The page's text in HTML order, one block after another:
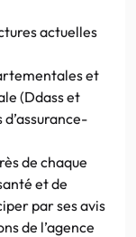
actuelles
et
(Ddass et
de chaque
et de
par ses avis
de l’agence